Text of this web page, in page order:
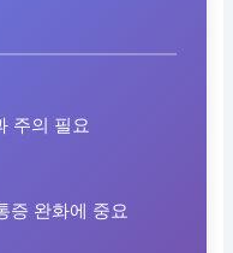
주의 필요
증 완화에 중요